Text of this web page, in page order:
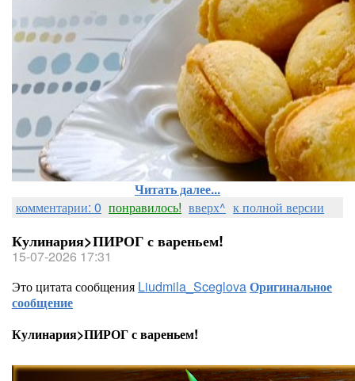
Читать далее...
комментарии: 0 понравилось! вверх^ к полной версии
Кулинария>ПИРОГ с вареньем!
15-07-2026 17:31
Это цитата сообщения Liudmila_SceglovaОригинальное
сообщение
Кулинария>ПИРОГ с вареньем!